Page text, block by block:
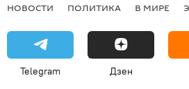
НОВОСТИ ПОЛИТИКА В МИРЕ
Telegram Дзен